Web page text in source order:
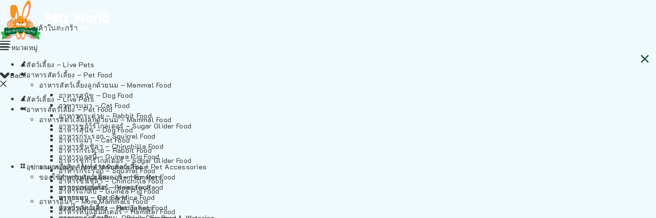
ไม่มีสินค้าในตะกร้า
Back
สัตว์เลี้ยง – Live Pets
อาหารสัตว์เลี้ยง – Pet Food
อาหารสัตว์เลี้ยงลูกด้วยนม – Mammal Food
อาหารสุนัข – Dog Food
อาหารแมว – Cat Food
อาหารกระต่าย – Rabbit Food
อาหารชูก้าร์ไกลเดอร์ – Sugar Glider Food
อาหารกระรอก – Squirrel Food
อาหารชินชิล่า – Chinchilla Food
อาหารแกสบี้ – Guinea Pig Food
อาหารอื่นๆ – More Mammals Food
อาหารหนูแฮมสเตอร์ – Hamster Food
หมวดหมู่
สัตว์เลี้ยง – Live Pets
อาหารสัตว์เลี้ยง – Pet Food
อาหารสัตว์เลี้ยงลูกด้วยนม – Mammal Food
อาหารสุนัข – Dog Food
อาหารแมว – Cat Food
อาหารกระต่าย – Rabbit Food
อาหารชูก้าร์ไกลเดอร์ – Sugar Glider Food
อาหารกระรอก – Squirrel Food
อาหารชินชิล่า – Chinchilla Food
อาหารแกสบี้ – Guinea Pig Food
อาหารอื่นๆ – More Mammals Food
อาหารหนูแฮมสเตอร์ – Hamster Food
อาหารเฟอร์เร็ต – Ferret Food
อาหารหนู – Rats & Mice Food
อาหารเม่นแคระ – Hedgehog Food
อุปกรณและผลิตภัณฑ์สำหรับสัตว์เลี้ยง – Pet Accessories
ของใช้สำหรับสัตว์เลี้ยง – Item For Pets
ทรายแฮมสเตอร์ – Hamster Sand
ทรายแมว – Cat Sand
ห้องน้ำสัตว์เลี้ยง – Pet Toilets